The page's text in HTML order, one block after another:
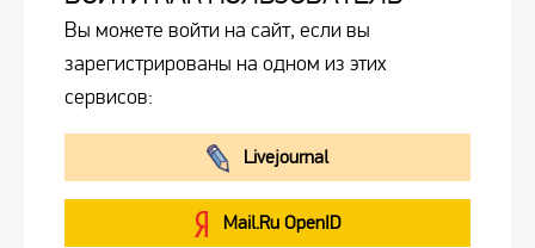
Вы можете войти на сайт, если вы
зарегистрированы на одном из этих
сервисов:
Livejournal
Mail.Ru OpenID